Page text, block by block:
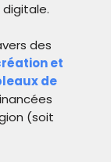
des
et
de
(soit